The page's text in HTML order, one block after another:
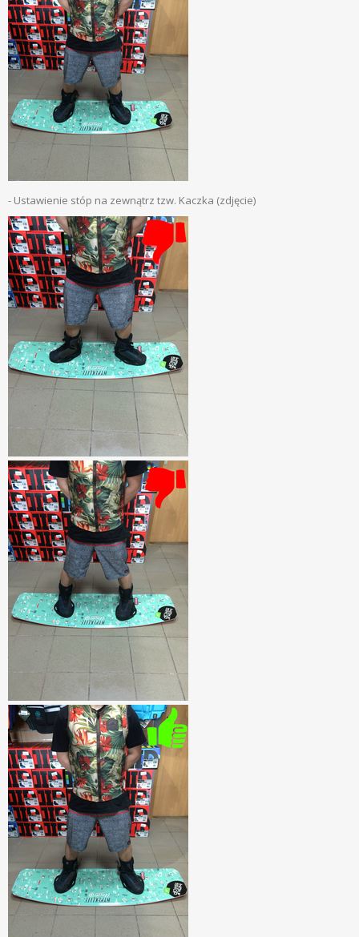
- Ustawienie stóp na zewnątrz tzw. Kaczka (zdjęcie)